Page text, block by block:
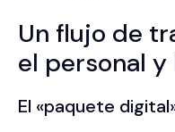
Un flujo de
el personal
El «paquete